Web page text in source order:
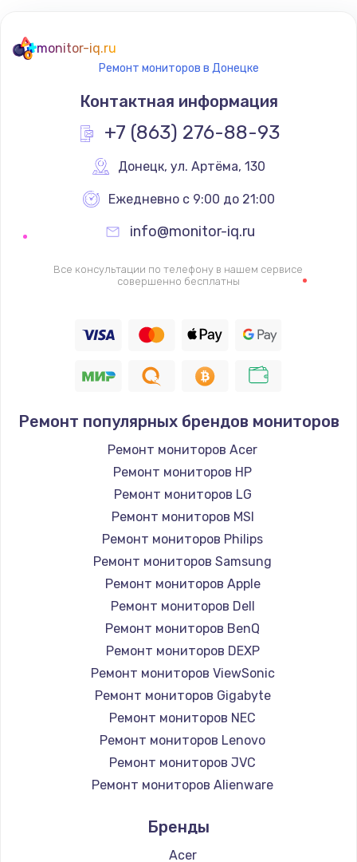
Ремонт разъема питания
745 руб.
Заказать
Замена видеокарты
1600 руб.
Заказать
Ремонт цепей питания
2500 руб.
Заказать
Замена жесткого диска
Заказать
Установка драйверов
725 руб.
Заказать
Замена вебкамеры
1260 руб.
Заказать
Ремонт петель крышки
990 руб.
Заказать
Настройка Wi-Fi
1030 руб.
Заказать
Замена шим-контроллера
3900 руб.
monitor-iq.ru
Ремонт мониторов в Донецке
Контактная информация
+7 (863) 276-88-93
Донецк, ул. Артёма, 130
Ежедневно с 9:00 до 21:00
info@monitor-iq.ru
Все консультации по телефону в нашем сервисе
совершенно бесплатны
Ремонт популярных брендов мониторов
Ремонт мониторов Acer
Ремонт мониторов HP
Ремонт мониторов LG
Ремонт мониторов MSI
Ремонт мониторов Philips
Ремонт мониторов Samsung
Ремонт мониторов Apple
Ремонт мониторов Dell
Ремонт мониторов BenQ
Ремонт мониторов DEXP
Ремонт мониторов ViewSonic
Ремонт мониторов Gigabyte
Ремонт мониторов NEC
Ремонт мониторов Lenovo
Ремонт мониторов JVC
Ремонт мониторов Alienware
Ремонт мониторов Thunderobot
Ремонт мониторов Hisense
Бренды
Acer